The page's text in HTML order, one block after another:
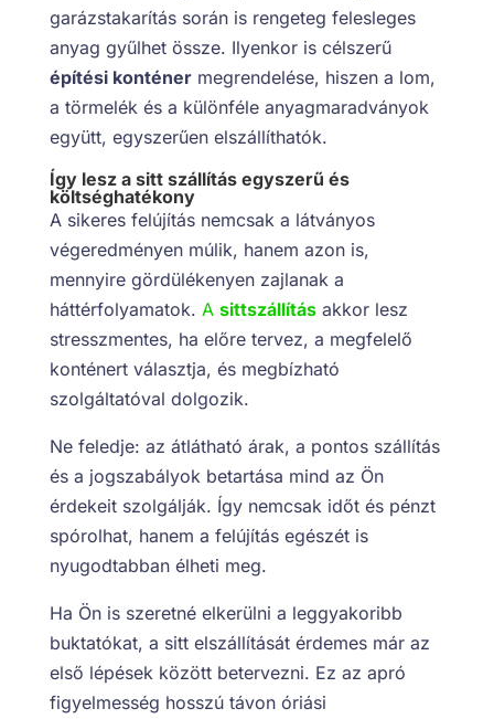
garázstakarítás során is rengeteg felesleges
anyag gyűlhet össze. Ilyenkor is célszerű
építési konténermegrendelése, hiszen a lom,
a törmelék és a különféle anyagmaradványok
együtt, egyszerűen elszállíthatók.
Így lesz a sitt szállítás egyszerű és
költséghatékony
A sikeres felújítás nemcsak a látványos
végeredményen múlik, hanem azon is,
mennyire gördülékenyen zajlanak a
háttérfolyamatok. A sittszállításakkor lesz
stresszmentes, ha előre tervez, a megfelelő
konténert választja, és megbízható
szolgáltatóval dolgozik.
Ne feledje: az átlátható árak, a pontos szállítás
és a jogszabályok betartása mind az Ön
érdekeit szolgálják. Így nemcsak időt és pénzt
spórolhat, hanem a felújítás egészét is
nyugodtabban élheti meg.
Ha Ön is szeretné elkerülni a leggyakoribb
buktatókat, a sitt elszállítását érdemes már az
első lépések között betervezni. Ez az apró
figyelmesség hosszú távon óriási